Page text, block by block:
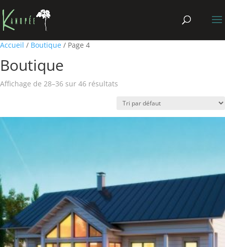
Accueil / Boutique / Page 4
Boutique
Affichage de 28–36 sur 46 résultats